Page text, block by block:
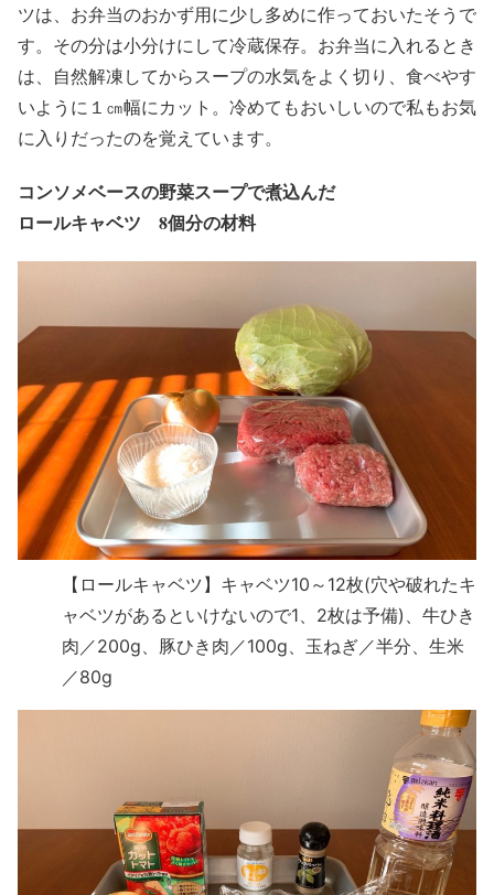
ツは、お弁当のおかず用に少し多めに作っておいたそうで
す。その分は小分けにして冷蔵保存。お弁当に入れるとき
は、自然解凍してからスープの水気をよく切り、食べやす
いように１㎝幅にカット。冷めてもおいしいので私もお気
に入りだったのを覚えています。
コンソメベースの野菜スープで煮込んだ
ロールキャベツ 8個分の材料
【ロールキャベツ】キャベツ10～12枚(穴や破れたキ
ャベツがあるといけないので1、2枚は予備)、牛ひき
肉／200g、豚ひき肉／100g、玉ねぎ／半分、生米
／80g